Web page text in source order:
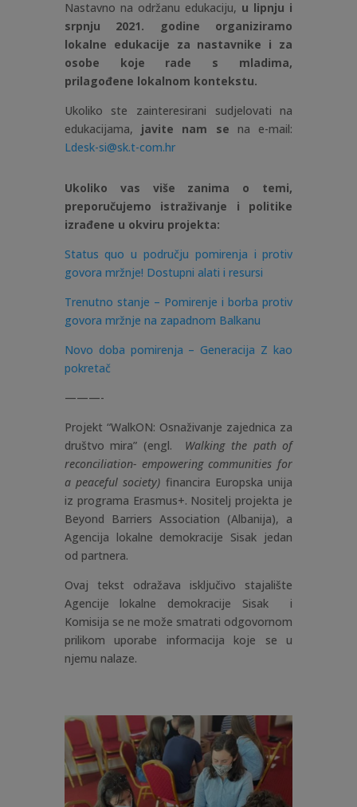
Nastavno na održanu edukaciju, u lipnju i
srpnju 2021. godine organiziramo
lokalne edukacije za nastavnike i za
osobe koje rade s mladima,
prilagođene lokalnom kontekstu.
Ukoliko ste zainteresirani sudjelovati na
edukacijama, javite nam se na e-mail:
Ldesk-si@sk.t-com.hr
Ukoliko vas više zanima o temi,
preporučujemo istraživanje i politike
izrađene u okviru projekta:
Status quo u području pomirenja i protiv
govora mržnje! Dostupni alati i resursi
Trenutno stanje – Pomirenje i borba protiv
govora mržnje na zapadnom Balkanu
Novo doba pomirenja – Generacija Z kao
pokretač
———-
Projekt “WalkON: Osnaživanje zajednica za
društvo mira” (engl. Walking the path of
reconciliation- empowering communities for
a peaceful society) financira Europska unija
iz programa Erasmus+. Nositelj projekta je
Beyond Barriers Association (Albanija), a
Agencija lokalne demokracije Sisak jedan
od partnera.
Ovaj tekst odražava isključivo stajalište
Agencije lokalne demokracije Sisak i
Komisija se ne može smatrati odgovornom
prilikom uporabe informacija koje se u
njemu nalaze.